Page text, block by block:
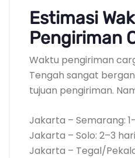
Estimasi
Pengiriman
Waktu pengiriman
Tengah sangat
tujuan pengiriman.
Jakarta – Semarang:
Jakarta – Solo: 2–3 hari
Jakarta – Tegal/